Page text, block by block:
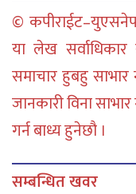
©
या लेख सर्वाधिकार
समाचार हुबहु
जानकारी विना
गर्न बाध्य हुनेछौ ।
सम्बन्धित खवर